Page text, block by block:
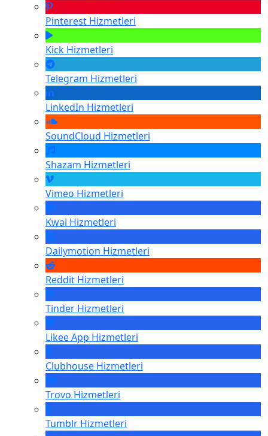
Pinterest Hizmetleri
Kick Hizmetleri
Telegram Hizmetleri
LinkedIn Hizmetleri
SoundCloud Hizmetleri
Shazam Hizmetleri
Vimeo Hizmetleri
Kwai Hizmetleri
Dailymotion Hizmetleri
Reddit Hizmetleri
Tinder Hizmetleri
Likee App Hizmetleri
Clubhouse Hizmetleri
Trovo Hizmetleri
Tumblr Hizmetleri